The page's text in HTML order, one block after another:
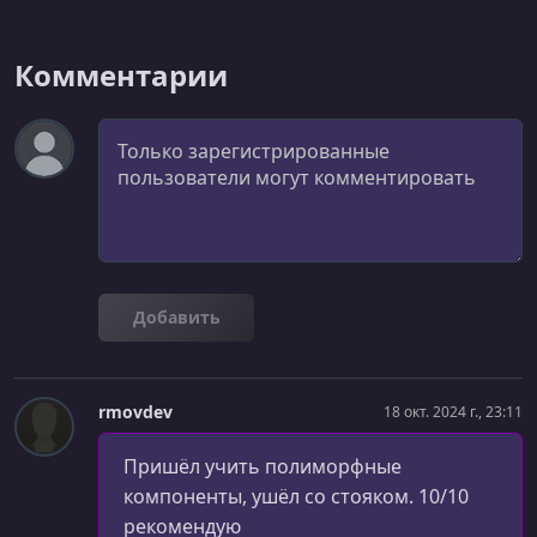
Комментарии
Комментарий
Добавить
rmovdev 18 окт. 2024 г., 23:11
Пришёл учить полиморфные
компоненты, ушёл со стояком. 10/10
рекомендую